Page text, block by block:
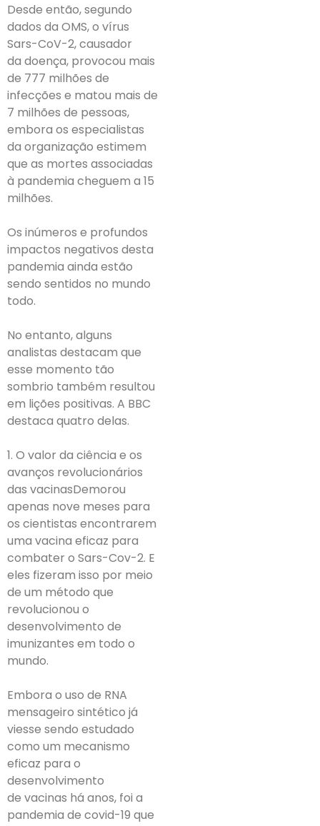
Desde então, segundo
dados da OMS, o vírus
Sars-CoV-2, causador
da doença, provocou mais
de 777 milhões de
infecções e matou mais de
7 milhões de pessoas,
embora os especialistas
da organização estimem
que as mortes associadas
à pandemia cheguem a 15
milhões.
Os inúmeros e profundos
impactos negativos desta
pandemia ainda estão
sendo sentidos no mundo
todo.
No entanto, alguns
analistas destacam que
esse momento tão
sombrio também resultou
em lições positivas. A BBC
destaca quatro delas.
1. O valor da ciência e os
avanços revolucionários
das vacinasDemorou
apenas nove meses para
os cientistas encontrarem
uma vacina eficaz para
combater o Sars-Cov-2. E
eles fizeram isso por meio
de um método que
revolucionou o
desenvolvimento de
imunizantes em todo o
mundo.
Embora o uso de RNA
mensageiro sintético já
viesse sendo estudado
como um mecanismo
eficaz para o
desenvolvimento
de vacinas há anos, foi a
pandemia de covid-19 que